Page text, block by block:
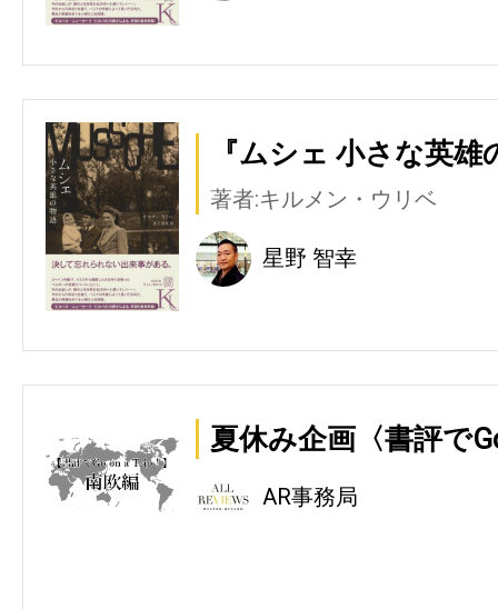
『ムシェ 小さな英
著者:キルメン・ウリベ
星野 智幸
夏休み企画〈書評で
AR事務局